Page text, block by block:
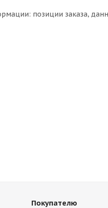
позиции заказа,
Покупателю